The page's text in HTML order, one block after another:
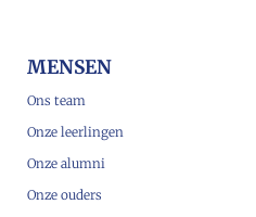
MENSEN
Ons team
Onze leerlingen
Onze alumni
Onze ouders